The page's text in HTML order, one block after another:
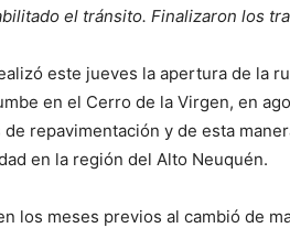
el tránsito. Finalizaron los
este jueves la apertura de la
en el Cerro de la Virgen, en
repavimentación y de esta
en la región del Alto Neuquén.
los meses previos al cambió de